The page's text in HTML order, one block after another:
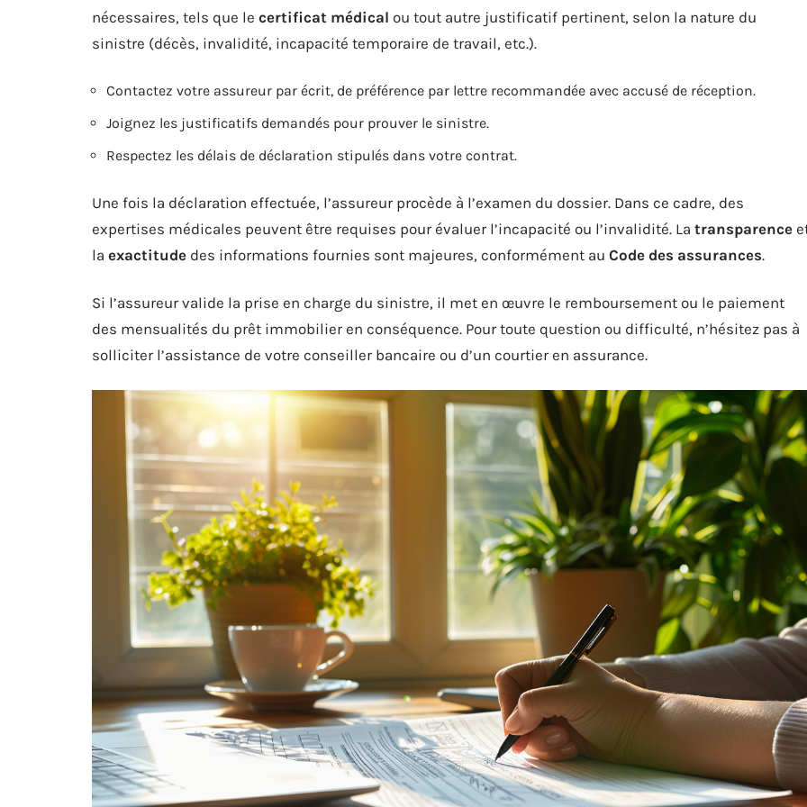
nécessaires, tels que le certificat médical ou tout autre justificatif pertinent, selon la nature du
sinistre (décès, invalidité, incapacité temporaire de travail, etc.).
Contactez votre assureur par écrit, de préférence par lettre recommandée avec accusé de réception.
Joignez les justificatifs demandés pour prouver le sinistre.
Respectez les délais de déclaration stipulés dans votre contrat.
Une fois la déclaration effectuée, l’assureur procède à l’examen du dossier. Dans ce cadre, des
expertises médicales peuvent être requises pour évaluer l’incapacité ou l’invalidité. La transparence
la exactitude des informations fournies sont majeures, conformément au Code des assurances.
Si l’assureur valide la prise en charge du sinistre, il met en œuvre le remboursement ou le paiement
des mensualités du prêt immobilier en conséquence. Pour toute question ou difficulté, n’hésitez pas à
solliciter l’assistance de votre conseiller bancaire ou d’un courtier en assurance.